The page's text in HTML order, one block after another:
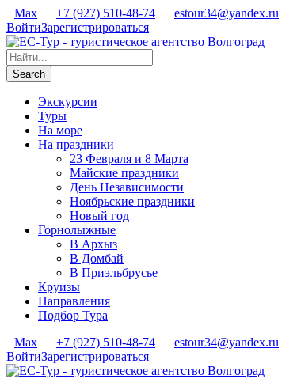
Max +7 (927) 510-48-74 estour34@yandex.ru
ВойтиЗарегистрироваться
Экскурсии
Туры
На море
На праздники
23 Февраля и 8 Марта
Майские праздники
День Независимости
Ноябрьские праздники
Новый год
Горнолыжные
В Архыз
В Домбай
В Приэльбрусье
Круизы
Направления
Подбор Тура
Max
+7 (927) 510-48-74 estour34@yandex.ru
ВойтиЗарегистрироваться